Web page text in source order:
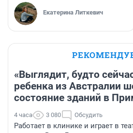
Екатерина Литкевич
«Выглядит, будто
ребенка из Австралии
состояние зданий в
4 часа 3 080 Обсудить
Работает в клинике и играет в